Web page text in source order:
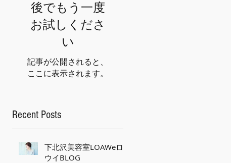
後でもう一度
お試しくださ
い
記事が公開されると、
ここに表示されます。
Recent Posts
下北沢美容室LOAWeロ
ウイBLOG